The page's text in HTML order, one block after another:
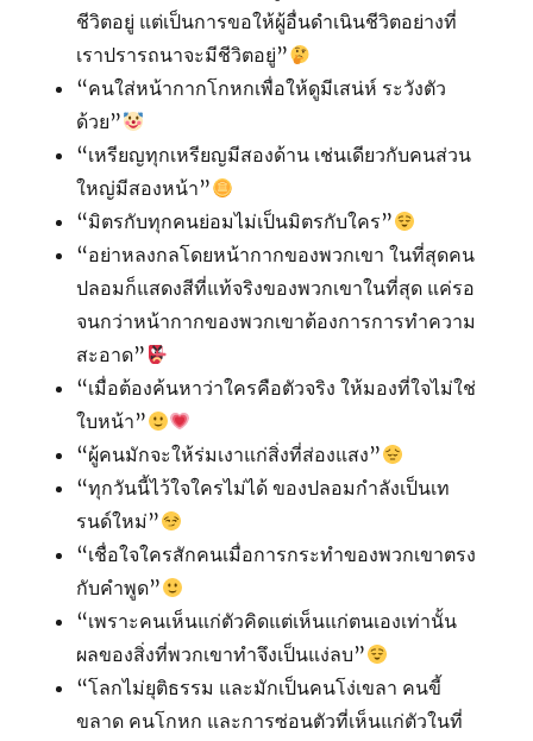
ชีวิตอยู่ แต่เป็นการขอให้ผู้อื่นดำเนินชีวิตอย่างที่
เราปรารถนาจะมีชีวิตอยู่”
“คนใส่หน้ากากโกหกเพื่อให้ดูมีเสน่ห์ ระวังตัว
ด้วย”
“เหรียญทุกเหรียญมีสองด้าน เช่นเดียวกับคนส่วน
ใหญ่มีสองหน้า”
“มิตรกับทุกคนย่อมไม่เป็นมิตรกับใคร”
“อย่าหลงกลโดยหน้ากากของพวกเขา ในที่สุดคน
ปลอมก็แสดงสีที่แท้จริงของพวกเขาในที่สุด แค่รอ
จนกว่าหน้ากากของพวกเขาต้องการการทำความ
สะอาด”
“เมื่อต้องค้นหาว่าใครคือตัวจริง ให้มองที่ใจไม่ใช่
ใบหน้า”
“ผู้คนมักจะให้ร่มเงาแก่สิ่งที่ส่องแสง”
“ทุกวันนี้ไว้ใจใครไม่ได้ ของปลอมกำลังเป็นเท
รนด์ใหม่”
“เชื่อใจใครสักคนเมื่อการกระทำของพวกเขาตรง
กับคำพูด”
“เพราะคนเห็นแก่ตัวคิดแต่เห็นแก่ตนเองเท่านั้น
ผลของสิ่งที่พวกเขาทำจึงเป็นแง่ลบ”
“โลกไม่ยุติธรรม และมักเป็นคนโง่เขลา คนขี้
ขลาด คนโกหก และการซ่อนตัวที่เห็นแก่ตัวในที่